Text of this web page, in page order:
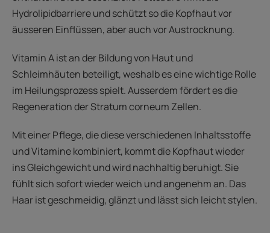
Hydrolipidbarriere und schützt so die Kopfhaut vor
äusseren Einflüssen, aber auch vor Austrocknung.
Vitamin A ist an der Bildung von Haut und
Schleimhäuten beteiligt, weshalb es eine wichtige Rolle
im Heilungsprozess spielt. Ausserdem fördert es die
Regeneration der Stratum corneum Zellen.
Mit einer Pflege, die diese verschiedenen Inhaltsstoffe
und Vitamine kombiniert, kommt die Kopfhaut wieder
ins Gleichgewicht und wird nachhaltig beruhigt. Sie
fühlt sich sofort wieder weich und angenehm an. Das
Haar ist geschmeidig, glänzt und lässt sich leicht stylen.